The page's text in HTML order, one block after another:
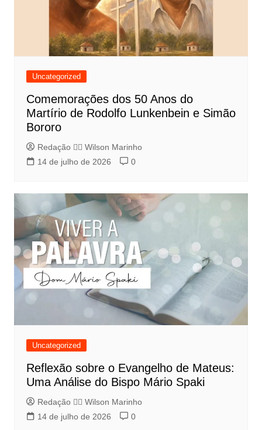
Uncategorized
Comemorações dos 50 Anos do
Martírio de Rodolfo Lunkenbein e Simão
Bororo
Redação 👨‍⚖️​ Wilson Marinho
14 de julho de 2026
0
Uncategorized
Reflexão sobre o Evangelho de Mateus:
Uma Análise do Bispo Mário Spaki
Redação 👨‍⚖️​ Wilson Marinho
14 de julho de 2026
0